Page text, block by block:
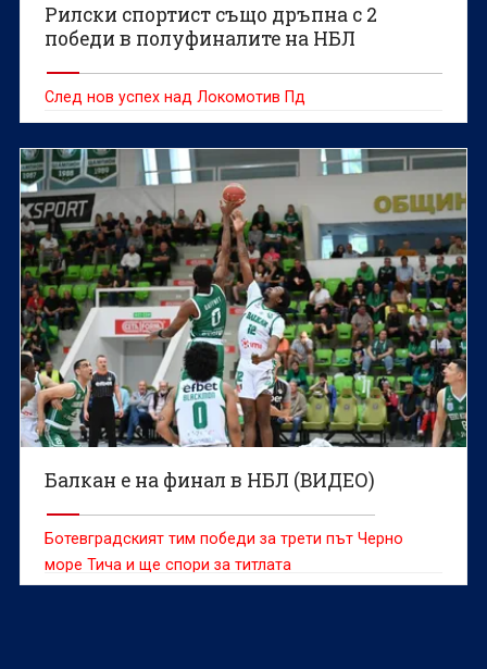
Рилски спортист също дръпна с 2
победи в полуфиналите на НБЛ
След нов успех над Локомотив Пд
Балкан е на финал в НБЛ (ВИДЕО)
Ботевградският тим победи за трети път Черно
море Тича и ще спори за титлата